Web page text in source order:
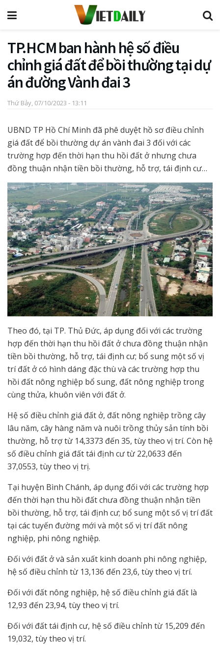
TP.HCM ban hành hệ số điều
chỉnh giá đất để bồi thường tại dự
án đường Vành đai 3
Thứ Bảy, 07/10/2023 - 13:11
UBND TP Hồ Chí Minh đã phê duyệt hồ sơ điều chỉnh
giá đất để bồi thường dự án vành đai 3 đối với các
trường hợp đến thời hạn thu hồi đất ở nhưng chưa
đồng thuận nhận tiền bồi thường, hỗ trợ, tái định cư…
Theo đó, tại TP. Thủ Đức, áp dụng đối với các trường
hợp đến thời hạn thu hồi đất ở chưa đồng thuận nhận
tiền bồi thường, hỗ trợ, tái định cư; bổ sung một số vị
trí đất ở có hình dáng đặc thù và các trường hợp thu
hồi đất nông nghiệp bổ sung, đất nông nghiệp trong
cùng thửa, khuôn viên với đất ở.
Hệ số điều chỉnh giá đất ở, đất nông nghiệp trồng cây
lâu năm, cây hàng năm và nuôi trồng thủy sản tính bồi
thường, hỗ trợ từ 14,3373 đến 35, tùy theo vị trí. Còn hệ
số điều chỉnh giá đất tái định cư từ 22,0633 đến
37,0553, tùy theo vị trị.
Tại huyện Bình Chánh, áp dụng đối với các trường hợp
đến thời hạn thu hồi đất chưa đồng thuận nhận tiền
bồi thường, hỗ trợ, tái định cư; bổ sung một số vị trí đất
tại các tuyến đường mới và một số vị trí đất nông
nghiệp, phi nông nghiệp.
Đối với đất ở và sản xuất kinh doanh phi nông nghiệp,
hệ số điều chỉnh từ 13,136 đến 23,6, tùy theo vị trí.
Đối với đất nông nghiệp, hệ số điều chỉnh giá đất là
12,93 đến 23,94, tùy theo vị trí.
Đối với đất tái định cư, hệ số điều chỉnh từ 15,209 đến
19,032, tùy theo vị trí.